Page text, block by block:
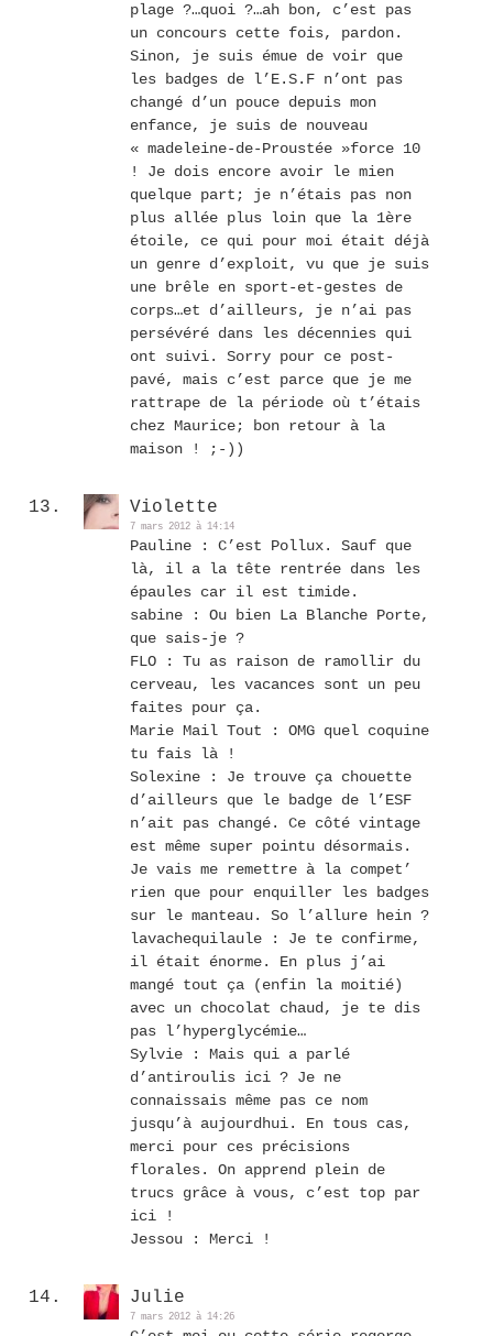
plage ?…quoi ?…ah bon, c’est pas
un concours cette fois, pardon.
Sinon, je suis émue de voir que
les badges de l’E.S.F n’ont pas
changé d’un pouce depuis mon
enfance, je suis de nouveau
« madeleine-de-Proustée »force 10
! Je dois encore avoir le mien
quelque part; je n’étais pas non
plus allée plus loin que la 1ère
étoile, ce qui pour moi était déjà
un genre d’exploit, vu que je suis
une brêle en sport-et-gestes de
corps…et d’ailleurs, je n’ai pas
persévéré dans les décennies qui
ont suivi. Sorry pour ce post-
pavé, mais c’est parce que je me
rattrape de la période où t’étais
chez Maurice; bon retour à la
maison ! ;-))
Violette
7 mars 2012 à 14:14
Pauline : C’est Pollux. Sauf que
là, il a la tête rentrée dans les
épaules car il est timide.
sabine : Ou bien La Blanche Porte,
que sais-je ?
FLO : Tu as raison de ramollir du
cerveau, les vacances sont un peu
faites pour ça.
Marie Mail Tout : OMG quel coquine
tu fais là !
Solexine : Je trouve ça chouette
d’ailleurs que le badge de l’ESF
n’ait pas changé. Ce côté vintage
est même super pointu désormais.
Je vais me remettre à la compet’
rien que pour enquiller les badges
sur le manteau. So l’allure hein ?
lavachequilaule : Je te confirme,
il était énorme. En plus j’ai
mangé tout ça (enfin la moitié)
avec un chocolat chaud, je te dis
pas l’hyperglycémie…
Sylvie : Mais qui a parlé
d’antiroulis ici ? Je ne
connaissais même pas ce nom
jusqu’à aujourdhui. En tous cas,
merci pour ces précisions
florales. On apprend plein de
trucs grâce à vous, c’est top par
ici !
Jessou : Merci !
Julie
7 mars 2012 à 14:26